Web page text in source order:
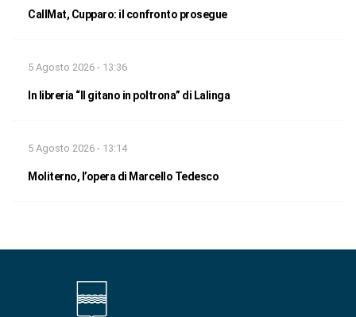
CallMat, Cupparo: il confronto prosegue
5 Agosto 2026 - 13:36
In libreria “Il gitano in poltrona” di Lalinga
5 Agosto 2026 - 13:14
Moliterno, l’opera di Marcello Tedesco